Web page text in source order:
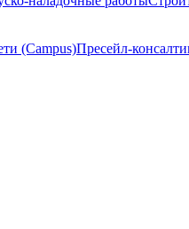
(Campus)Пресейл-